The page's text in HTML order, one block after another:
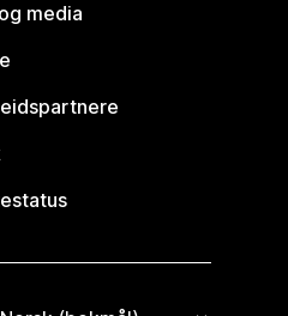
media